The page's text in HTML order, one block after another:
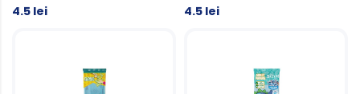
4.5 lei
4.5 lei